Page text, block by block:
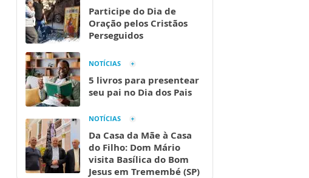
Participe do Dia de
Oração pelos Cristãos
Perseguidos
NOTÍCIAS
5 livros para presentear
seu pai no Dia dos Pais
NOTÍCIAS
Da Casa da Mãe à Casa
do Filho: Dom Mário
visita Basílica do Bom
Jesus em Tremembé (SP)